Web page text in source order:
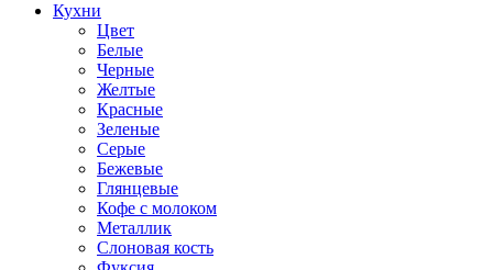
Кухни
Цвет
Белые
Черные
Желтые
Красные
Зеленые
Серые
Бежевые
Глянцевые
Кофе с молоком
Металлик
Слоновая кость